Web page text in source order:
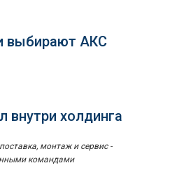
выбирают АКС
внутри холдинга
монтаж и сервис -
командами